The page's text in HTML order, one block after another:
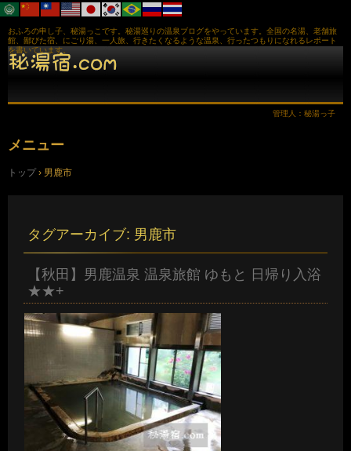
おふろの申し子、秘湯っこです。秘湯巡りの温泉ブログをやっています。全国の名湯、老舗旅
館、鄙びた宿、にごり湯、一人旅、行きたくなるような温泉、行ったつもりになれるレポート
を書いています。
管理人：秘湯っ子
メニュー
ン
トップ › 男鹿市
タグアーカイブ: 男鹿市
【秋田】男鹿温泉 温泉旅館 ゆもと 日帰り入浴
★★+